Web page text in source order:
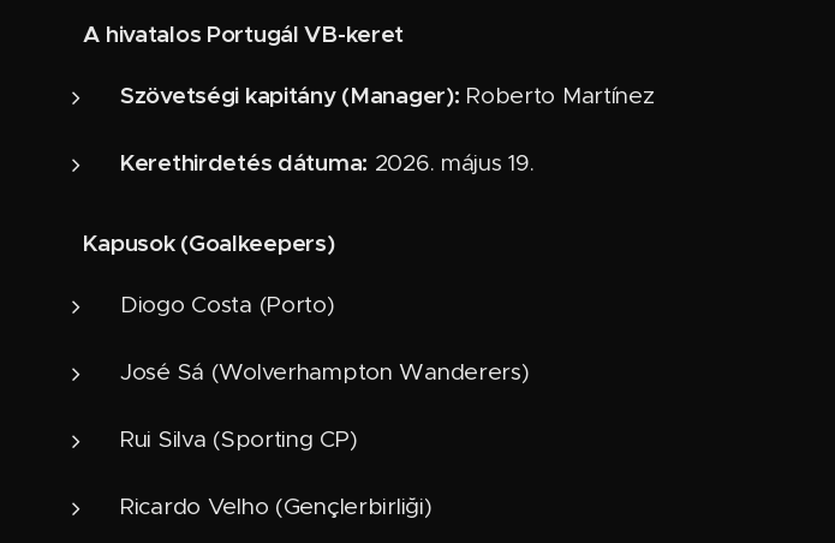
📋A hivatalos Portugál VB-keret
Szövetségi kapitány (Manager): Roberto Martínez
Kerethirdetés dátuma: 2026. május 19.
Kapusok (Goalkeepers)
Diogo Costa (Porto)
José Sá (Wolverhampton Wanderers)
Rui Silva (Sporting CP)
Ricardo Velho (Gençlerbirliği)